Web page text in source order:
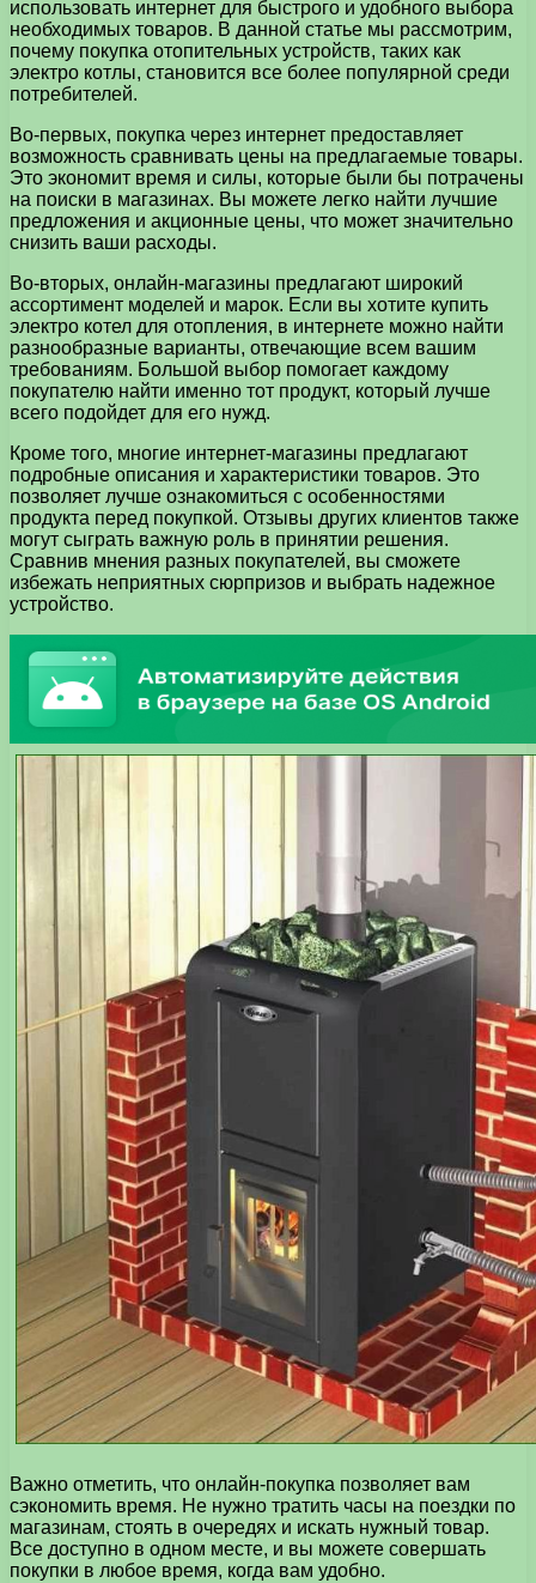
использовать интернет для быстрого и удобного выбора
необходимых товаров. В данной статье мы рассмотрим,
почему покупка отопительных устройств, таких как
электро котлы, становится все более популярной среди
потребителей.
Во-первых, покупка через интернет предоставляет
возможность сравнивать цены на предлагаемые товары.
Это экономит время и силы, которые были бы потрачены
на поиски в магазинах. Вы можете легко найти лучшие
предложения и акционные цены, что может значительно
снизить ваши расходы.
Во-вторых, онлайн-магазины предлагают широкий
ассортимент моделей и марок. Если вы хотите купить
электро котел для отопления, в интернете можно найти
разнообразные варианты, отвечающие всем вашим
требованиям. Большой выбор помогает каждому
покупателю найти именно тот продукт, который лучше
всего подойдет для его нужд.
Кроме того, многие интернет-магазины предлагают
подробные описания и характеристики товаров. Это
позволяет лучше ознакомиться с особенностями
продукта перед покупкой. Отзывы других клиентов также
могут сыграть важную роль в принятии решения.
Сравнив мнения разных покупателей, вы сможете
избежать неприятных сюрпризов и выбрать надежное
устройство.
Важно отметить, что онлайн-покупка позволяет вам
сэкономить время. Не нужно тратить часы на поездки по
магазинам, стоять в очередях и искать нужный товар.
Все доступно в одном месте, и вы можете совершать
покупки в любое время, когда вам удобно.